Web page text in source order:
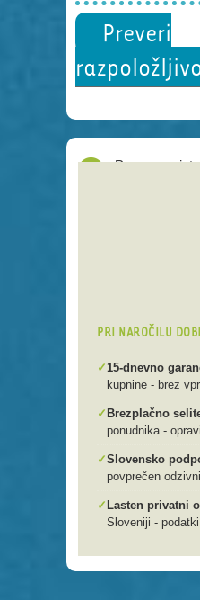
Preveri
Proces
PRI NAROČILU
✓15-dnevno
kupnine - brez
✓ Brezplačno
ponudnika -
✓Slovensko
povprečen
✓ Lasten privatni
Sloveniji -